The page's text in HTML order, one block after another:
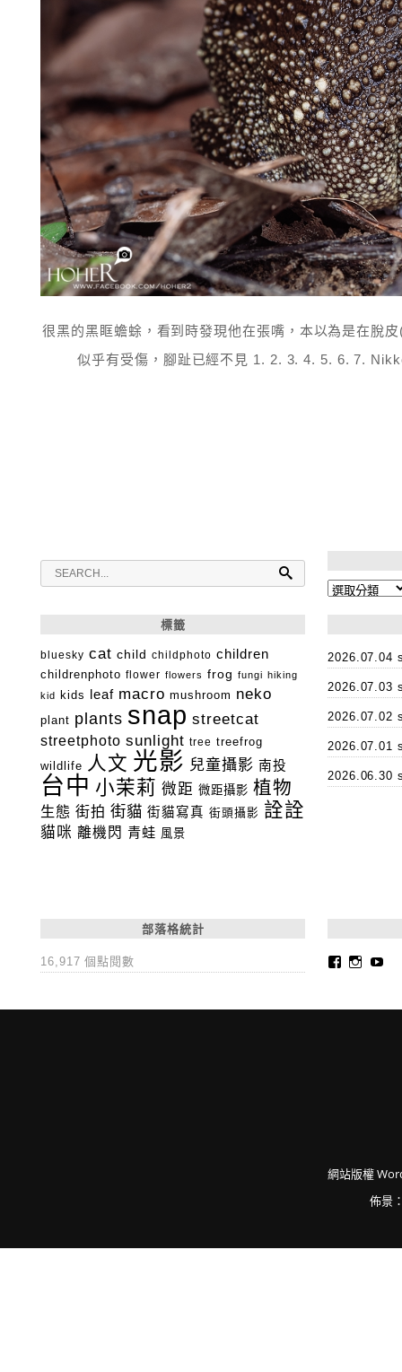
很黑的黑眶蟾蜍，看到時發現他在張嘴，本以為是在脫
似乎有受傷，腳趾已經不見 1. 2. 3. 4. 5. 6. 7.
分
標籤
bluesky cat child childphoto children
childrenphoto flower flowers frog fungi hiking
kid
kids leaf macro mushroom neko
plant plants snap streetcat
streetphoto sunlight tree treefrog
wildlife 人文 光影 兒童攝影 南投
台中 小茉莉 微距 微距攝影 植物
生態 街拍 街貓 街貓寫真 街頭攝影 詮詮
貓咪 離機閃 青蛙 風景
2026.07.04
2026.07.03
2026.07.02
2026.07.01
2026.06.30
部落格統計
16,917 個點閱數
網站版權
佈景